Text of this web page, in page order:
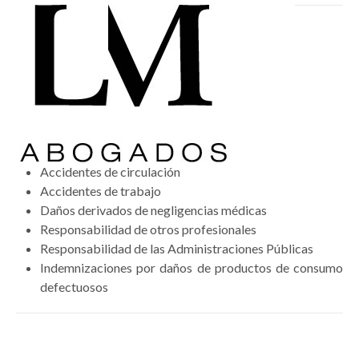
Accidentes de circulación
Accidentes de trabajo
Daños derivados de negligencias médicas
Responsabilidad de otros profesionales
Responsabilidad de las Administraciones Públicas
Indemnizaciones por daños de productos de consumo
defectuosos